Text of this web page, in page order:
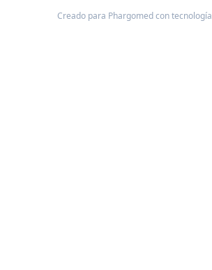
Creado para Phargomed con tecnología